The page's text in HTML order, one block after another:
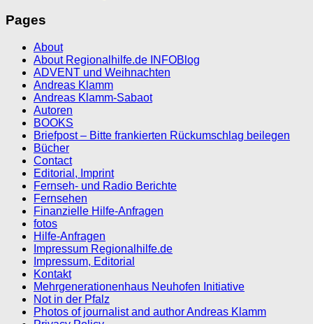
Pages
About
About Regionalhilfe.de INFOBlog
ADVENT und Weihnachten
Andreas Klamm
Andreas Klamm-Sabaot
Autoren
BOOKS
Briefpost – Bitte frankierten Rückumschlag beilegen
Bücher
Contact
Editorial, Imprint
Fernseh- und Radio Berichte
Fernsehen
Finanzielle Hilfe-Anfragen
fotos
Hilfe-Anfragen
Impressum Regionalhilfe.de
Impressum, Editorial
Kontakt
Mehrgenerationenhaus Neuhofen Initiative
Not in der Pfalz
Photos of journalist and author Andreas Klamm